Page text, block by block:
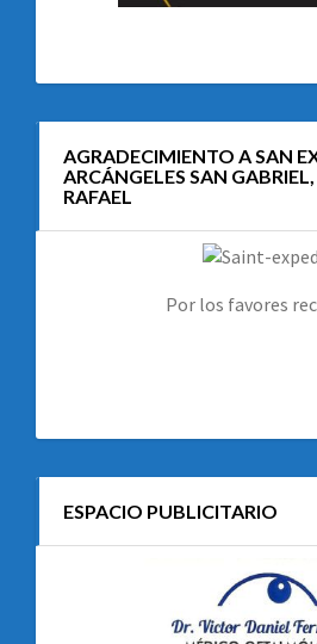
AGRADECIMIENTO A SAN
ARCÁNGELES SAN
RAFAEL
Por los favores
ESPACIO PUBLICITARIO